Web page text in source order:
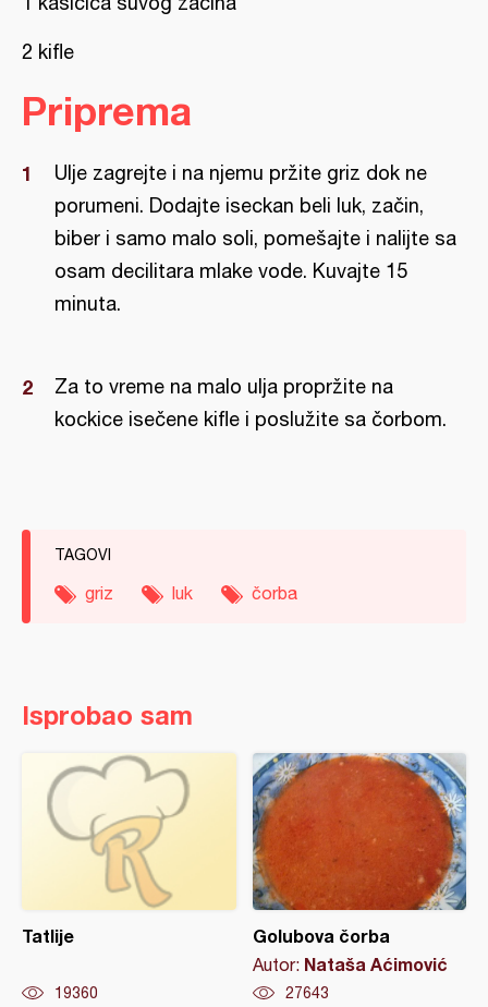
2 kifle
Priprema
Ulje zagrejte i na njemu pržite griz dok ne
porumeni. Dodajte iseckan beli luk, začin,
biber i samo malo soli, pomešajte i nalijte sa
osam decilitara mlake vode. Kuvajte 15
minuta.
Za to vreme na malo ulja propržite na
kockice isečene kifle i poslužite sa čorbom.
TAGOVI
griz luk čorba
Isprobao sam
Tatlije
19360
Golubova čorba
Autor: Nataša Aćimović
27643